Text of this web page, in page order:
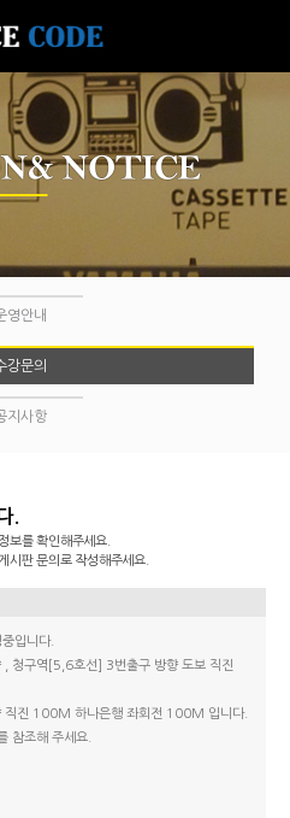
영안내
강문의
지사항
.
보를 확인해주세요.
시판 문의로 작성해주세요.
입니다.
청구역[5,6호선] 3번출구 방향 도보 직진
직진 100M 하나은행 좌회전 100M 입니다.
참조해 주세요.